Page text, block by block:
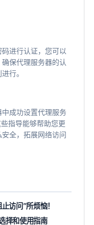
进行认证，您可以
保代理服务器的认
行。
成功设置代理服务
指导能够帮助您更
全，拓展网络访问
访问”所烦恼！
择和使用指南